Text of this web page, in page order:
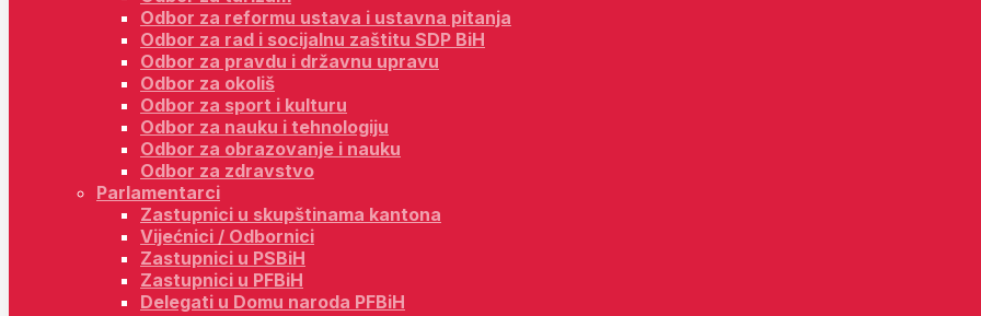
Odbor za reformu ustava i ustavna pitanja
Odbor za rad i socijalnu zaštitu SDP BiH
Odbor za pravdu i državnu upravu
Odbor za okoliš
Odbor za sport i kulturu
Odbor za nauku i tehnologiju
Odbor za obrazovanje i nauku
Odbor za zdravstvo
Parlamentarci
Zastupnici u skupštinama kantona
Vijećnici / Odbornici
Zastupnici u PSBiH
Zastupnici u PFBiH
Delegati u Domu naroda PFBiH